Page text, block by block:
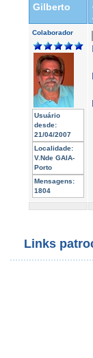
Gilberto
Colaborador
Usuário
desde:
21/04/2007
Localidade:
V.Nde GAIA-
Porto
Mensagens:
1804
Links